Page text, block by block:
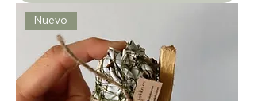
Nuevo